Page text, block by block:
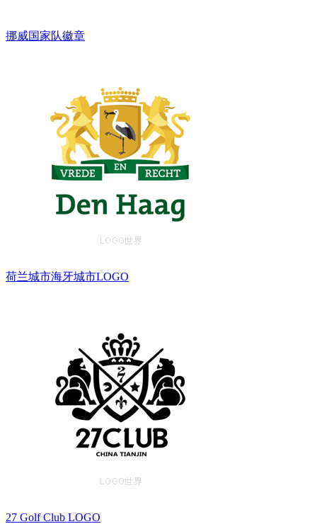
挪威国家队徽章
荷兰城市海牙城市LOGO
27 Golf Club LOGO